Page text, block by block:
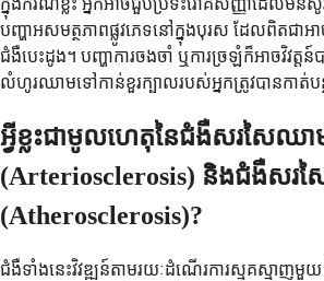
បញ្ហាអសមត្ថភាពផ្លូវភេទនៅក្នុងបុរស ដែលពិតជាអ
ជំងឺបេះដូង។ បញ្ហាការចងចាំ ឬការច្រឡំក៏អាចវិវត្តន៍
លំហូរឈាមទៅកាន់ខួរក្បាលរបស់អ្នកត្រូវបានកាត់ប
អ្វីខ្លះជាមូលហេតុនៃជំងឺសរសៃឈា
(Arteriosclerosis) និងជំងឺសរស
(Atherosclerosis)?
ជំងឺទាំងនេះវិវឌ្ឍន៍តាមរយៈដំណើរការស្មុគស្មាញមួយ